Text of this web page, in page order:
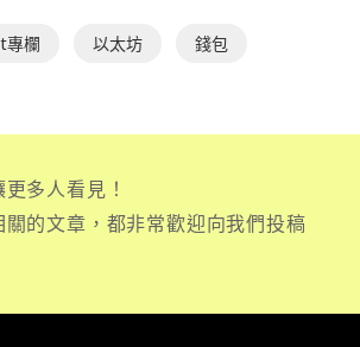
專欄 以太坊 錢包
多人看見！
的文章，都非常歡迎向我們投稿